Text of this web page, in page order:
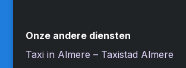
Onze andere diensten
Taxi in Almere – Taxistad Almere